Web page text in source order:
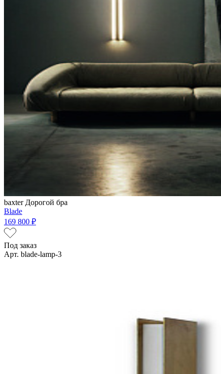
baxter Дорогой бра
Blade
169 800 ₽
Под заказ
Арт. blade-lamp-3